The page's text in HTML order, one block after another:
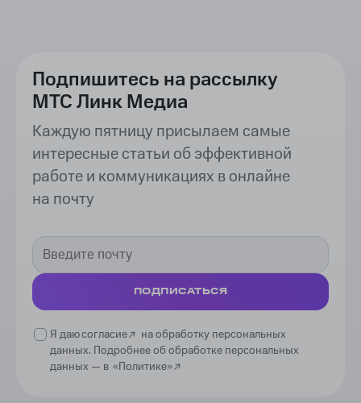
Подпишитесь на рассылку
МТС Линк Медиа
Каждую пятницу присылаем самые
интересные статьи об эффективной
работе и коммуникациях в онлайне
на почту
ПОДПИСАТЬСЯ
Я даюсогласие
на обработку персональных
данных. Подробнее об обработке персональных
данных — в «Политике»